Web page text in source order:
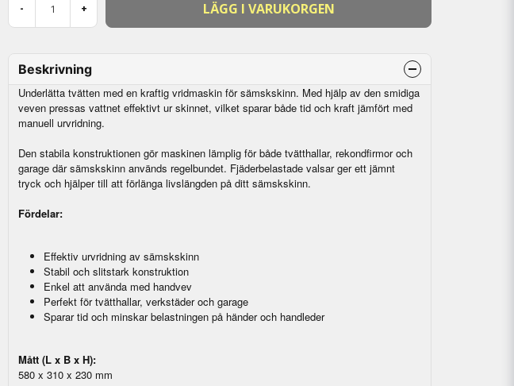
- + LÄGG I VARUKORGEN
Beskrivning
Underlätta tvätten med en kraftig vridmaskin för sämskskinn. Med hjälp av den smidiga
veven pressas vattnet effektivt ur skinnet, vilket sparar både tid och kraft jämfört med
manuell urvridning.
Den stabila konstruktionen gör maskinen lämplig för både tvätthallar, rekondfirmor och
garage där sämskskinn används regelbundet. Fjäderbelastade valsar ger ett jämnt
tryck och hjälper till att förlänga livslängden på ditt sämskskinn.
Fördelar:
Effektiv urvridning av sämskskinn
Stabil och slitstark konstruktion
Enkel att använda med handvev
Perfekt för tvätthallar, verkstäder och garage
Sparar tid och minskar belastningen på händer och handleder
Mått (L x B x H):
580 x 310 x 230 mm